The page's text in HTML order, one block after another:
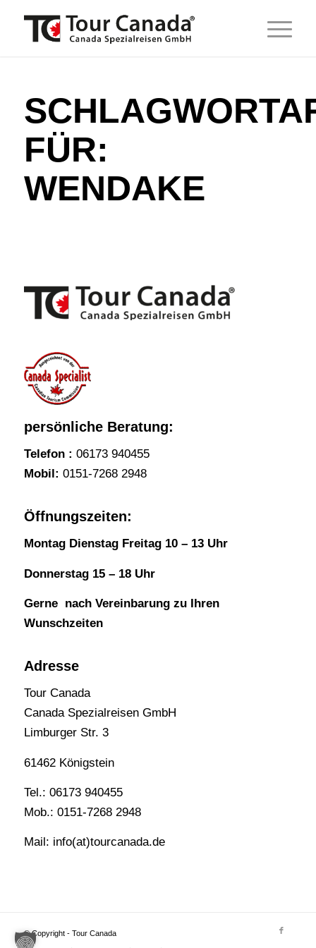
FÜR:
WENDAKE
persönliche Beratung:
Telefon : 06173 940455
Mobil: 0151-7268 2948
Öffnungszeiten:
Montag Dienstag Freitag 10 – 13 Uhr
Donnerstag 15 – 18 Uhr
Gerne nach Vereinbarung zu Ihren
Wunschzeiten
Adresse
Tour Canada
Canada Spezialreisen GmbH
Limburger Str. 3
61462 Königstein
Tel.: 06173 940455
Mob.: 0151-7268 2948
Mail: info(at)tourcanada.de
© Copyright - Tour Canada